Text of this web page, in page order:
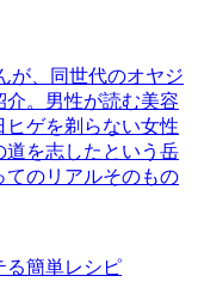
が、同世代のオヤジ
介。男性が読む美容
ゲを剃らない女性
道を志したという岳
てのリアルそのもの
る簡単レシピ